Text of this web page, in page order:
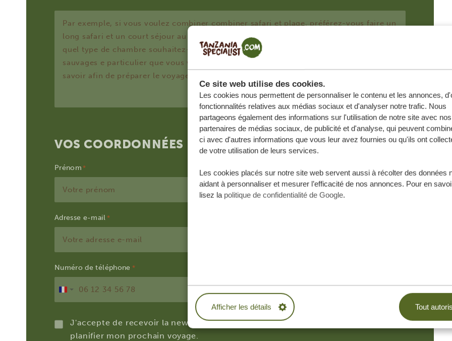
Ce site web utilise des cookies.
Les cookies nous permettent de personnaliser le contenu et les annonces,
fonctionnalités relatives aux médias sociaux et d'analyser notre trafic. Nous
partageons également des informations sur l'utilisation de notre site avec nos
partenaires de médias sociaux, de publicité et d'analyse, qui peuvent
ci avec d'autres informations que vous leur avez fournies ou qu'ils ont
de votre utilisation de leurs services.
Les cookies placés sur notre site web servent aussi à récolter des données
aidant à personnaliser et mesurer l’efficacité de nos annonces. Pour en
lisez la politique de confidentialité de Google.
Afficher les détails Tout
VOS COORDONNÉES
Prénom Nom de famille
Adresse e-mail *
Numéro de téléphone *
France
J'accepte de recevoir la newsletter avec des informations, astuces et idées pour
planifier mon prochain voyage.